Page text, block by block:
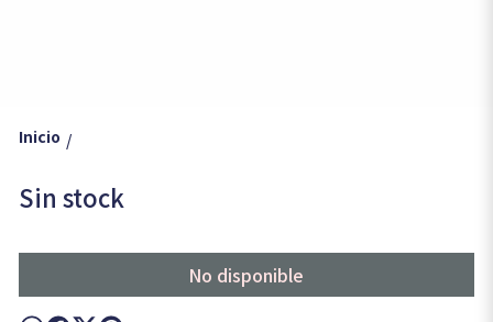
Inicio /
Sin stock
No disponible